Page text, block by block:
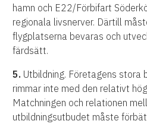
hamn och E22/Förbifart
regionala livsnerver. Därtill
flygplatserna bevaras och
färdsätt.
5. Utbildning. Företagens stora
rimmar inte med den relativt
Matchningen och relationen
utbildningsutbudet måste